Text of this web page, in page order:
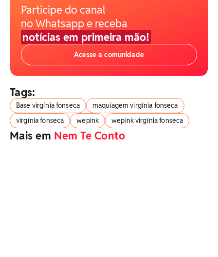
Participe do canal
no Whatsapp e receba
notícias em primeira mão!
Acesse a comunidade
Tags:
Base virgínia fonseca
maquiagem virgínia fonseca
virgínia fonseca
wepink wepink virgínia fonseca
Mais em Nem Te Conto